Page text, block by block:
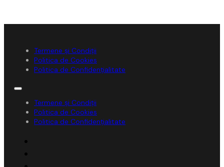
Termene și Condiții
Politica de Cookies
Politica de Confidențialitate
Termene și Condiții
Politica de Cookies
Politica de Confidențialitate